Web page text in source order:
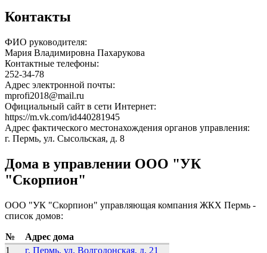
Контакты
ФИО руководителя:
Мария Владимировна Пахарукова
Контактные телефоны:
252-34-78
Адрес электронной почты:
mprofi2018@mail.ru
Официальный сайт в сети Интернет:
https://m.vk.com/id440281945
Адрес фактического местонахождения органов управления:
г. Пермь, ул. Сысольская, д. 8
Дома в управлении ООО "УК
"Скорпион"
ООО "УК "Скорпион" управляющая компания ЖКХ Пермь -
список домов:
№
Адрес дома
1
г. Пермь, ул. Волгодонская, д. 21